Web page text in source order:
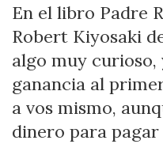
En el libro Padre
Robert Kiyosaki
algo muy curioso,
ganancia al
a vos mismo,
dinero para pagar